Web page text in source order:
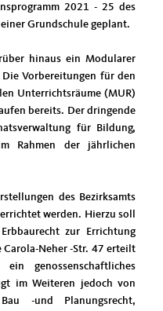
2021 - 25 des
Grundschule geplant.
hinaus ein Modularer
Die Vorbereitungen für den
Unterrichtsräume (MUR)
bereits. Der dringende
für Bildung,
Rahmen der jährlichen
des Bezirksamts
werden. Hierzu soll
zur Errichtung
Carola-Neher -Str. 47 erteilt
genossenschaftliches
im Weiteren jedoch von
-und Planungsrecht,